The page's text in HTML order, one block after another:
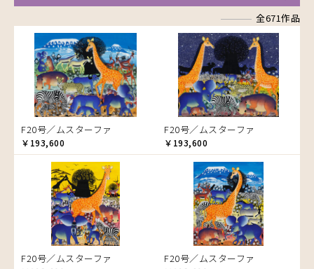
家
イノシシ
イボイノシシ
イルカ
インパラ
うさぎ
お祭り
音楽
カエル
かくれんぼ
家族-親子
カシューナッツの木
カップル
￥30,001～40,000
￥40,001～60,000
￥60,001～80,000
￥80,001～100,000
￥100,001～
ア行
アウスィー
アキリ
アグネス
アジャバ
アダム
アダムス
アパイ
アバス
アブー
アブダラ
アマニ
アミナータ
アリー
カ行
カケパ
カッシム
ガヨ
カンビリ
ゴッドフレイ
コルンバ
サ行
サイディ
ザチ
サビティ
サランゲ
サンデイ
サンデイビッタ
シャハ
シャバーニ
ジャリブーニ
スフィアー二
ズベリ
タ行
チャド
チャリンダ
チワヤ
ドゥケ
ドサ
ナ行
ナココ
ハ行
ハッサーニ
ベッカー
ブッシーリ
マ行
マウラーナ
マトゥカ
マジドゥ
マブサ
マリキータ
マルチナ
マワゾ
ヤ行
ヤッスィーニ（ヤッスィン）
ヤフィドゥ
ラシッド.ムズグノ
ラシディ
ルーカス
ルブニ
レイモンド
Size
F3号
F4号
F8号
F12号
F20号
規格外S
規格外M
規格外L
Frame
木枠張り／パネル
アートフレーム
全671作品
F20号／ムスターファ
￥193,600
F20号／ムスターファ
￥193,600
F20号／ムスターファ F20号／ムスターファ